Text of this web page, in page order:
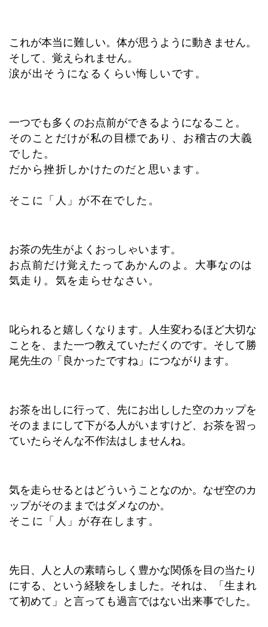
これが本当に難しい。体が思うように動きません。
そして、覚えられません。
涙が出そうになるくらい悔しいです。
一つでも多くのお点前ができるようになること。
そのことだけが私の目標であり、お稽古の大義
でした。
だから挫折しかけたのだと思います。
そこに「人」が不在でした。
お茶の先生がよくおっしゃいます。
お点前だけ覚えたってあかんのよ。大事なのは
気走り。気を走らせなさい。
叱られると嬉しくなります。人生変わるほど大切な
ことを、また一つ教えていただくのです。そして勝
尾先生の「良かったですね」につながります。
お茶を出しに行って、先にお出しした空のカップを
そのままにして下がる人がいますけど、お茶を習っ
ていたらそんな不作法はしませんね。
気を走らせるとはどういうことなのか。なぜ空のカ
ップがそのままではダメなのか。
そこに「人」が存在します。
先日、人と人の素晴らしく豊かな関係を目の当たり
にする、という経験をしました。それは、「生まれ
て初めて」と言っても過言ではない出来事でした。